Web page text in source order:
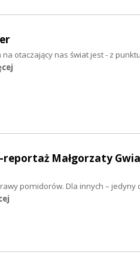
otaczający nas świat jest - z
reportaż Małgorzaty
pomidorów. Dla innych – jedyny